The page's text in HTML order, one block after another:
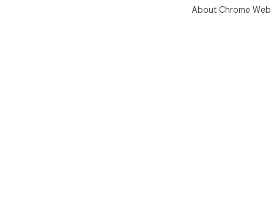
About Chrome Web